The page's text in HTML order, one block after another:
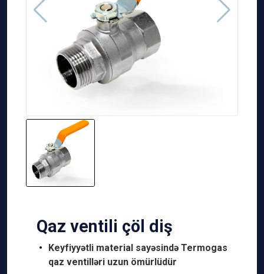
Qaz ventili çöl diş
Keyfiyyətli material sayəsində Termogas
qaz ventilləri uzun ömürlüdür